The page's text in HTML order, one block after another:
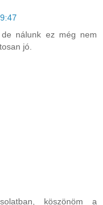
nálunk ez még nem
jó.
köszönöm a